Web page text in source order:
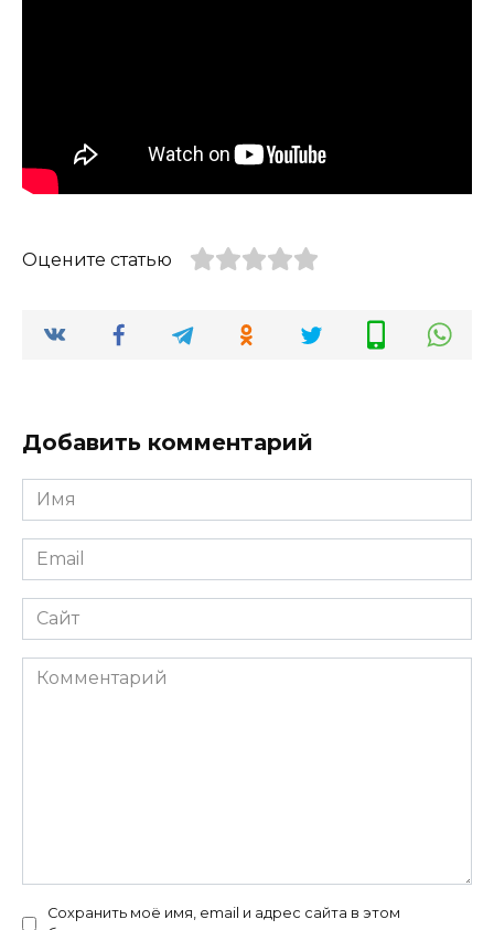
Оцените статью
Добавить комментарий
Имя
*
Email
*
Сайт
Комментарий
Сохранить моё имя, email и адрес сайта в этом